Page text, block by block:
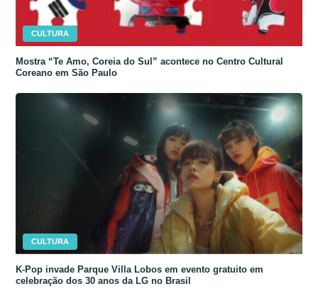
CULTURA
Mostra “Te Amo, Coreia do Sul” acontece no Centro Cultural
Coreano em São Paulo
CULTURA
K-Pop invade Parque Villa Lobos em evento gratuito em
celebração dos 30 anos da LG no Brasil